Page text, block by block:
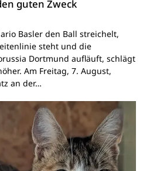
guten Zweck
Basler den Ball streichelt,
steht und die
Dortmund aufläuft, schlägt
Am Freitag, 7. August,
an der…